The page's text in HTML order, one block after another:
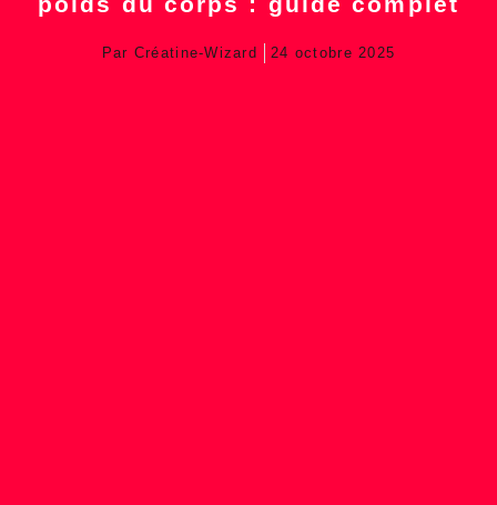
Par Créatine-Wizard 24 octobre 2025